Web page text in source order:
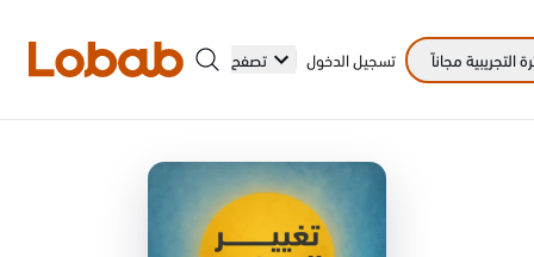
تصفح تسجيل الدخول التجريبية مجاناً